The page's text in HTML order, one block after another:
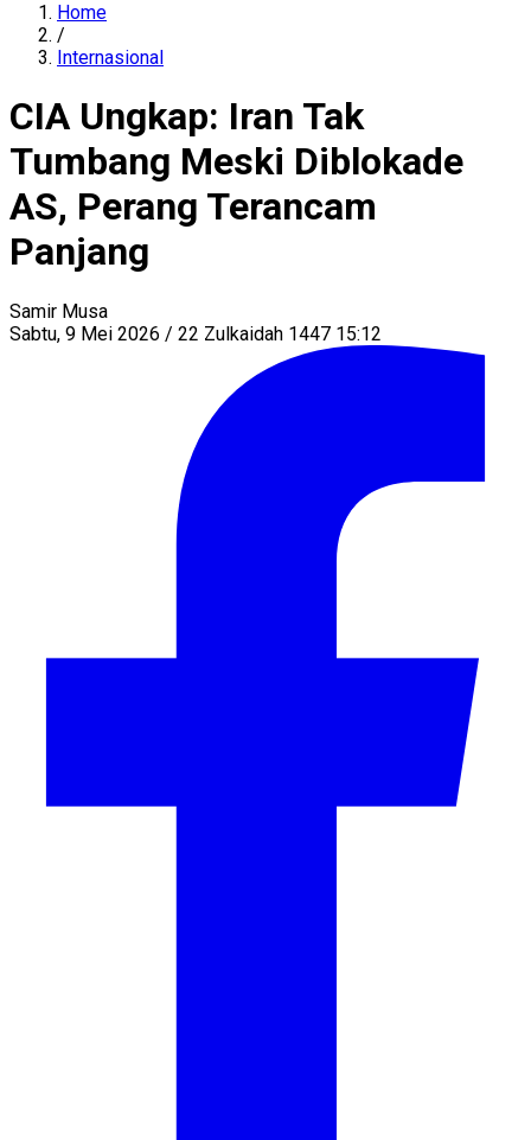
Home
/
Internasional
CIA Ungkap: Iran Tak
Tumbang Meski Diblokade
AS, Perang Terancam
Panjang
Samir Musa
Sabtu, 9 Mei 2026 / 22 Zulkaidah 1447 15:12